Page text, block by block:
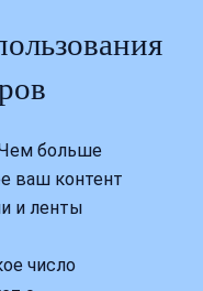
больше
ваш контент
и ленты
число